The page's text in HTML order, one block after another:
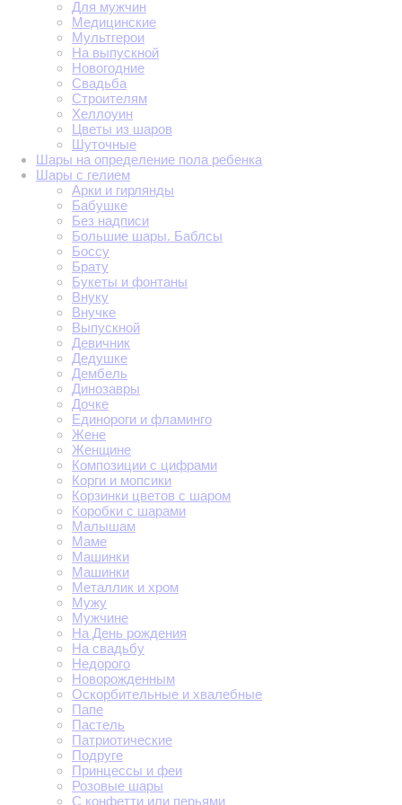
Для мужчин
Медицинские
Мультгерои
На выпускной
Новогодние
Свадьба
Строителям
Хеллоуин
Цветы из шаров
Шуточные
Шары на определение пола ребенка
Шары с гелием
Арки и гирлянды
Бабушке
Без надписи
Большие шары. Баблсы
Боссу
Брату
Букеты и фонтаны
Внуку
Внучке
Выпускной
Девичник
Дедушке
Дембель
Динозавры
Дочке
Единороги и фламинго
Жене
Женщине
Композиции с цифрами
Корги и мопсики
Корзинки цветов с шаром
Коробки с шарами
Малышам
Маме
Машинки
Машинки
Металлик и хром
Мужу
Мужчине
На День рождения
На свадьбу
Недорого
Новорожденным
Оскорбительные и хвалебные
Папе
Пастель
Патриотические
Подруге
Принцессы и феи
Розовые шары
С конфетти или перьями